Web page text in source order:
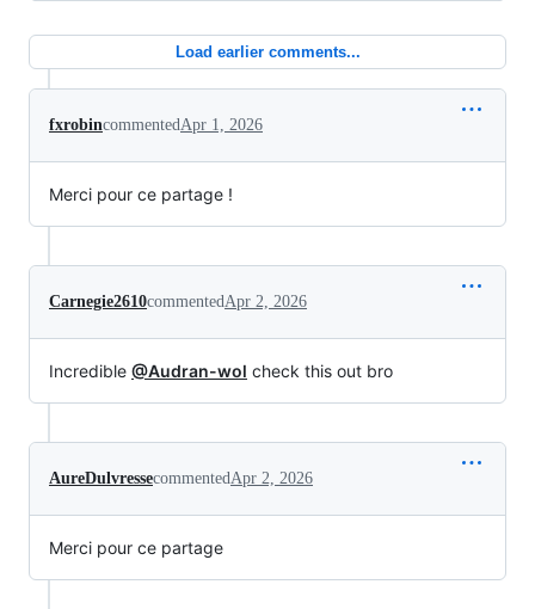
Load earlier comments...
fxrobincommentedApr 1, 2026
Merci pour ce partage !
Carnegie2610commentedApr 2, 2026
Incredible @Audran-wol check this out bro
AureDulvressecommentedApr 2, 2026
Merci pour ce partage